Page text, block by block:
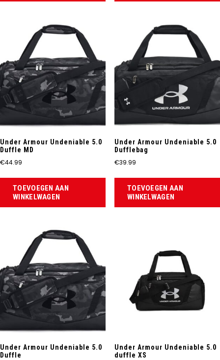
Under Armour Undeniable 5.0
Duffle MD
€44.99
TOEVOEGEN AAN
WINKELWAGEN
Under Armour Undeniable 5.0
Dufflebag
€39.99
TOEVOEGEN AAN
WINKELWAGEN
Under Armour Undeniable 5.0
Duffle
Under Armour Undeniable 5.0
duffle XS